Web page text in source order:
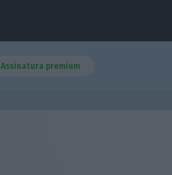
Assinatura premium